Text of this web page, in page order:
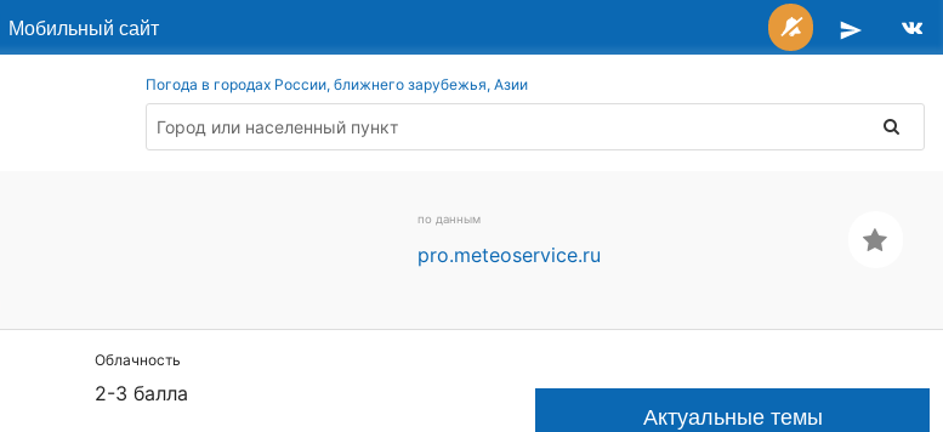
Мобильный сайт
Погода в городах России, ближнего зарубежья, Азии
по данным
pro.meteoservice.ru
Облачность
2-3 балла
Актуальные темы